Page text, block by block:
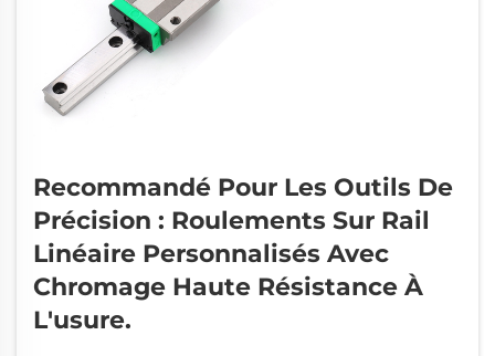
Recommandé Pour Les Outils De
Précision : Roulements Sur Rail
Linéaire Personnalisés Avec
Chromage Haute Résistance À
L'usure.